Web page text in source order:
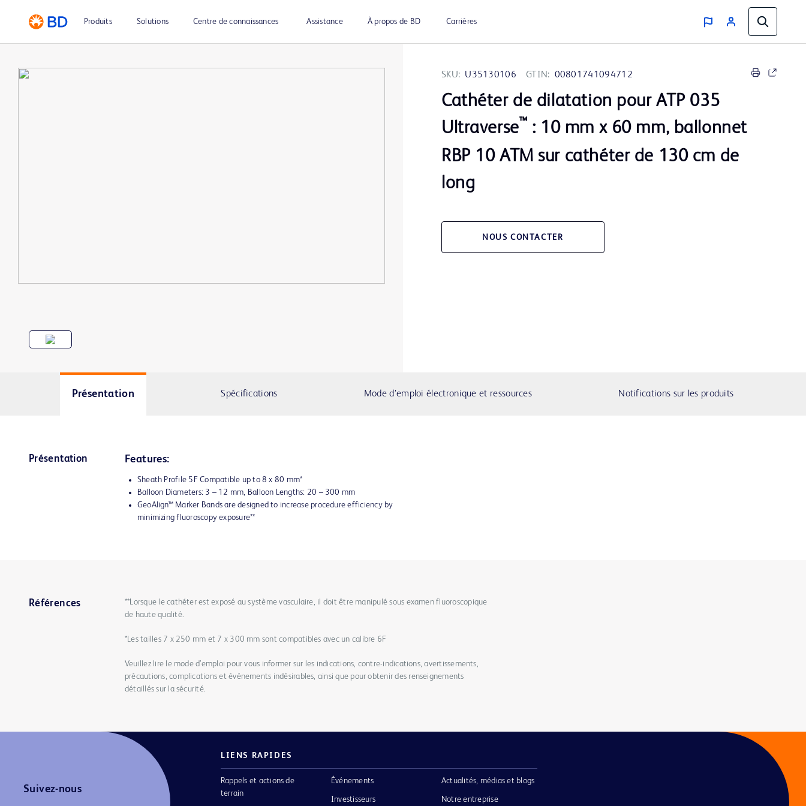
Produits Solutions Centre de connaissances Assistance À propos de BD Carrières
SKU: U35130106 GTIN: 00801741094712
Cathéter de dilatation pour ATP 035
Ultraverse™ : 10 mm x 60 mm, ballonnet
RBP 10 ATM sur cathéter de 130 cm de
long
NOUS CONTACTER
Présentation Spécifications Mode d’emploi électronique et ressources Notifications sur les produits
Présentation Features:
Sheath Profile 5F Compatible up to 8 x 80 mm*
Balloon Diameters: 3 – 12 mm, Balloon Lengths: 20 – 300 mm
GeoAlign™ Marker Bands are designed to increase procedure efficiency by
minimizing fluoroscopy exposure**
Références
**Lorsque le cathéter est exposé au système vasculaire, il doit être manipulé sous examen fluoroscopique
de haute qualité.
*Les tailles 7 x 250 mm et 7 x 300 mm sont compatibles avec un calibre 6F
Veuillez lire le mode d’emploi pour vous informer sur les indications, contre-indications, avertissements,
précautions, complications et événements indésirables, ainsi que pour obtenir des renseignements
détaillés sur la sécurité.
Suivez-nous
LIENS RAPIDES
Rappels et actions de
terrain
Événements
Investisseurs
Actualités, médias et blogs
Notre entreprise